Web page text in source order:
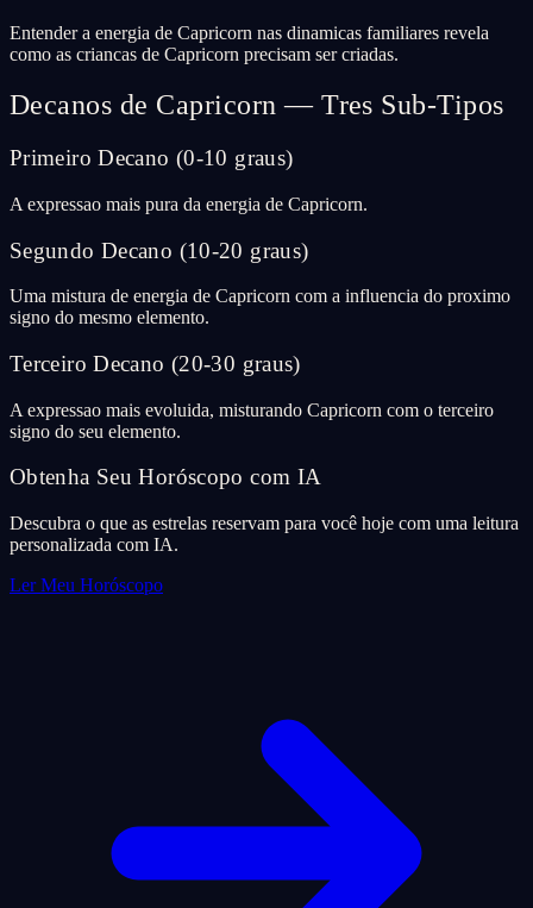
Entender a energia de Capricorn nas dinamicas familiares revela
como as criancas de Capricorn precisam ser criadas.
Decanos de Capricorn — Tres Sub-Tipos
Primeiro Decano (0-10 graus)
A expressao mais pura da energia de Capricorn.
Segundo Decano (10-20 graus)
Uma mistura de energia de Capricorn com a influencia do proximo
signo do mesmo elemento.
Terceiro Decano (20-30 graus)
A expressao mais evoluida, misturando Capricorn com o terceiro
signo do seu elemento.
Obtenha Seu Horóscopo com IA
Descubra o que as estrelas reservam para você hoje com uma leitura
personalizada com IA.
Ler Meu Horóscopo